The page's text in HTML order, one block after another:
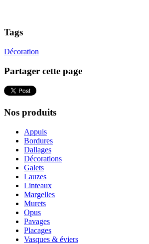
Tags
Décoration
Partager cette page
Nos produits
Appuis
Bordures
Dallages
Décorations
Galets
Lauzes
Linteaux
Margelles
Murets
Opus
Pavages
Placages
Vasques & éviers